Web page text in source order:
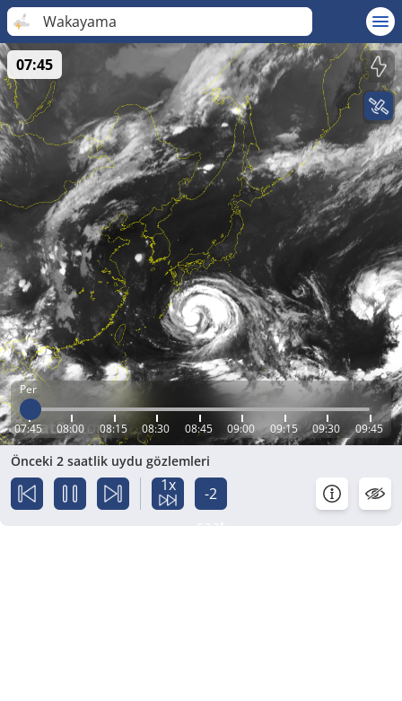
Wakayama
Per
07:45 08:00 08:15 08:30 08:45 09:00 09:15 09:30 09:45
07:45
Önceki 2 saatlik uydu gözlemleri
1x
-2